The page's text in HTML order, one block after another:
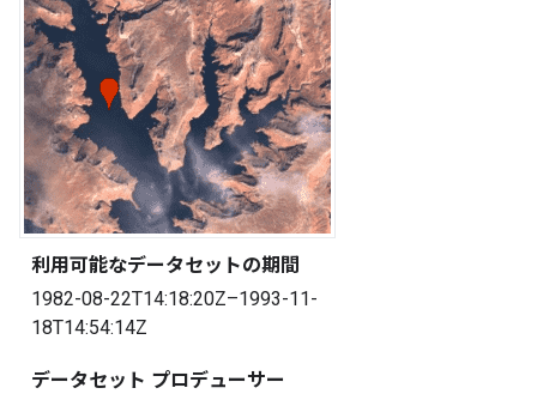
利用可能なデータセットの期間
1982-08-22T14:18:20Z–1993-11-
18T14:54:14Z
データセット プロデューサー